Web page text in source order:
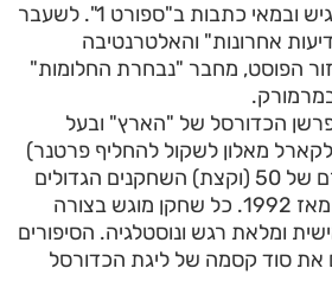
שרון דוידוביץ', שדר, מגיש ובמאי כתבות ב"ספורט 1". לשעבר
אחרונות" והאלטרנטיבה
הפוסט, מחבר "נבחרת החלומות"
הכדורסל של "הארץ" ובעל
מאלון לשקול להחליף פרטנר)
מביאים לכם את סיפורם של 50 (וקצת) השחקנים הגדולים
והמשפיעים באן.בי.איי מאז 1992. כל שחקן מוגש בצורה
ומלאת רגש ונוסטלגיה. הסיפורים
את סוד קסמה של ליגת הכדורסל